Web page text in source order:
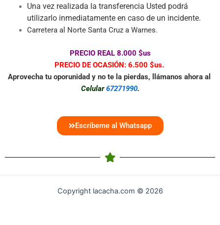
Una vez realizada la transferencia Usted podrá
utilizarlo inmediatamente en caso de un incidente.
Carretera al Norte Santa Cruz a Warnes.
PRECIO REAL 8.000 $us
PRECIO DE OCASIÓN: 6.500 $us.
Aprovecha tu oporunidad y no te la pierdas, llámanos ahora al
Celular67271990.
Escríbeme al Whatsapp
Copyright lacacha.com © 2026